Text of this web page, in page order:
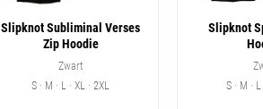
Slipknot Subliminal Verses
Zip Hoodie
Zwart
S · M · L · XL · 2XL
Slipknot
S · M · L